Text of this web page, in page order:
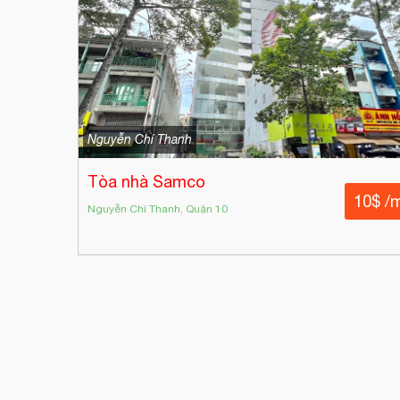
Nguyễn Chí Thanh
Tòa nhà Samco
Nguyễn Chí Thanh, Quận 10 10$ /